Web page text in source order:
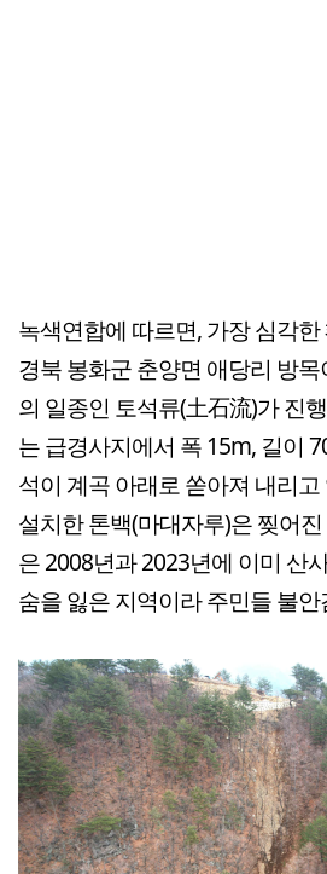
녹색연합에 따르면, 가장 심각
경북 봉화군 춘양면 애당리 방
의 일종인 토석류(土石流)가 진
는 급경사지에서 폭 15m, 길이
석이 계곡 아래로 쏟아져 내리
설치한 톤백(마대자루)은 찢어
은 2008년과 2023년에 이미 산
숨을 잃은 지역이라 주민들 불